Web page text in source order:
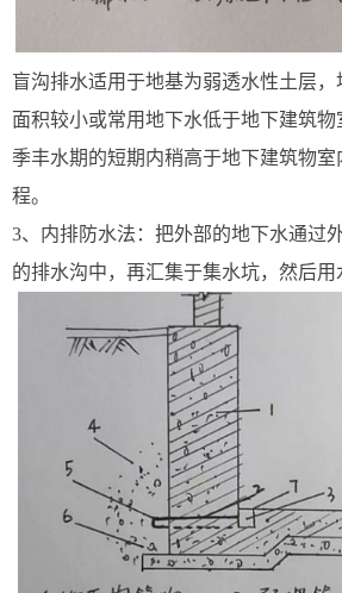
盲沟排水适用于地基为弱透水性土层
面积较小或常用地下水低于地下建筑
季丰水期的短期内稍高于地下建筑物
程。
3、内排防水法：把外部的地下水通过
的排水沟中，再汇集于集水坑，然后用